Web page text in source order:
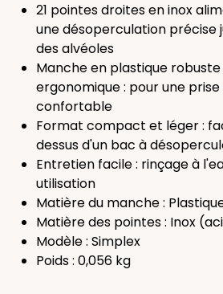
21 pointes droites en inox
une désoperculation précise
des alvéoles
Manche en plastique
ergonomique : pour une
confortable
Format compact et léger :
dessus d'un bac à
Entretien facile : rinçage à
utilisation
Matière du manche :
Matière des pointes : Inox
Modèle : Simplex
Poids : 0,056 kg